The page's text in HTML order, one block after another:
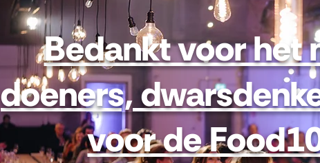
Bedankt voor het
doeners,
voor de